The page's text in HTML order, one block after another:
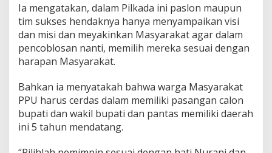
Ia mengatakan, dalam Pilkada ini paslon maupun
tim sukses hendaknya hanya menyampaikan visi
dan misi dan meyakinkan Masyarakat agar dalam
pencoblosan nanti, memilih mereka sesuai dengan
harapan Masyarakat.
Bahkan ia menyatakah bahwa warga Masyarakat
PPU harus cerdas dalam memiliki pasangan calon
bupati dan wakil bupati dan pantas memiliki daerah
ini 5 tahun mendatang.